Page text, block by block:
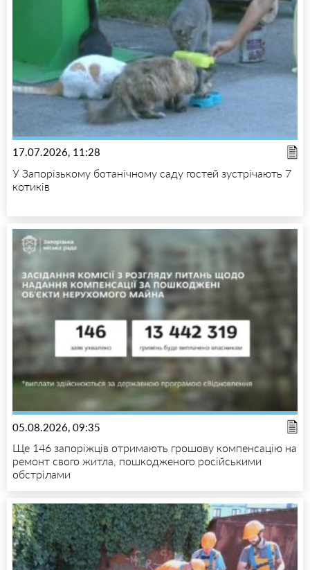
17.07.2026, 11:28
У Запорізькому ботанічному саду гостей зустрічають 7
котиків
05.08.2026, 09:35
Ще 146 запоріжців отримають грошову компенсацію на
ремонт свого житла, пошкодженого російськими
обстрілами